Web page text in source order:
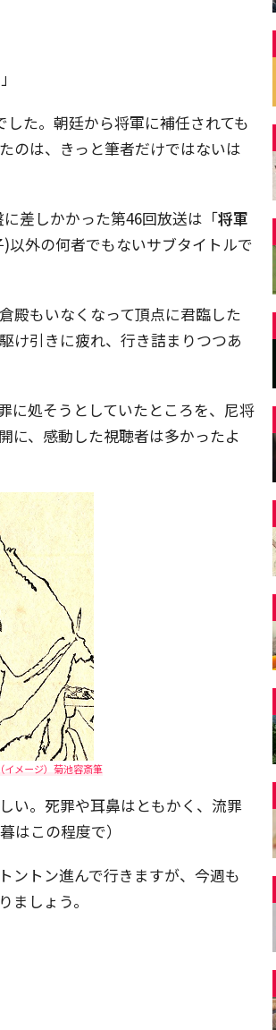
た。朝廷から将軍に補任されても
は、きっと筆者だけではないは
差しかかった第46回放送は「将軍
以外の何者でもないサブタイトルで
殿もいなくなって頂点に君臨した
け引きに疲れ、行き詰まりつつあ
に処そうとしていたところを、尼将
に、感動した視聴者は多かったよ
イメージ）菊池容斎筆
い。死罪や耳鼻はともかく、流罪
この程度で）
ントン進んで行きますが、今週も
しょう。